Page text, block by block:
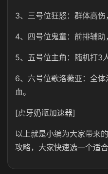
3、三号位狂怒：群体高伤
4、四号位鬼童：前排辅助
5、五号位主角：随机打3
6、六号位歌洛薇亚：全
血。
[虎牙奶瓶加速器]
以上就是小编为大家带来
攻略，大家快速选一个适